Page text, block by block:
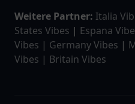
Weitere Partner: Italia
States Vibes | Espana
Vibes | Germany Vibes |
Vibes | Britain Vibes